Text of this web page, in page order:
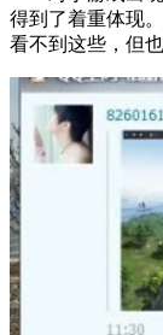
得到了着重体现
看不到这些，但